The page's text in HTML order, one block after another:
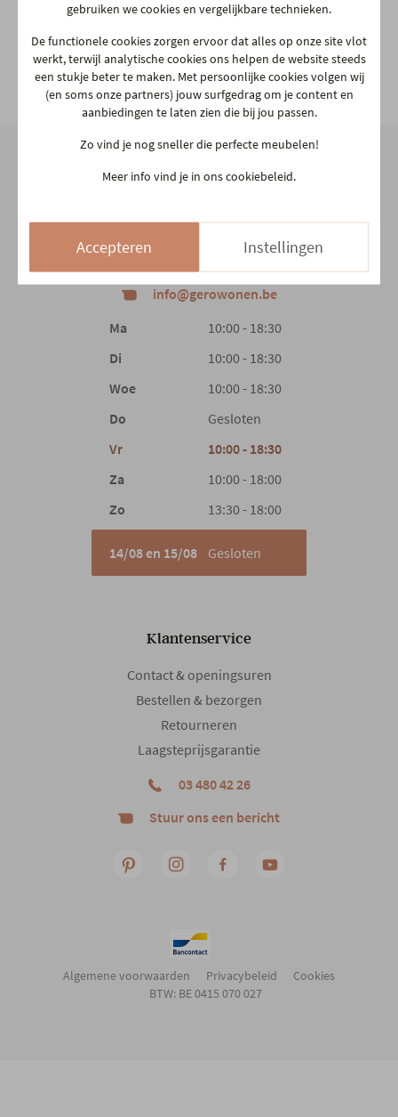
Bekijk alle specificiaties
Lengte matras 200 cm
Hoofdmateriaal
Aarschotsesteenweg 151
03 480 42 26
info@gerowonen.be
Ma
10:00 - 18:30
Di
10:00 - 18:30
Woe
10:00 - 18:30
Do
Gesloten
Vr
10:00 - 18:30
Za
10:00 - 18:00
Zo
13:30 - 18:00
14/08 en 15/08 Gesloten
Klantenservice
Contact & openingsuren
Bestellen & bezorgen
Retourneren
Laagsteprijsgarantie
03 480 42 26
Stuur ons een bericht
Algemene voorwaarden Privacybeleid
Cookies
BTW: BE 0415 070 027
gebruiken we cookies en vergelijkbare technieken.
De functionele cookies zorgen ervoor dat alles op onze site vlot
werkt, terwijl analytische cookies ons helpen de website steeds
een stukje beter te maken. Met persoonlijke cookies volgen wij
(en soms onze partners) jouw surfgedrag om je content en
aanbiedingen te laten zien die bij jou passen.
Zo vind je nog sneller die perfecte meubelen!
Meer info vind je in ons cookiebeleid.
Accepteren Instellingen